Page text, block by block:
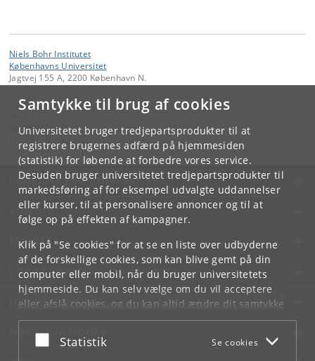
Samtykke til brug af cookies
Universitetet bruger tredjepartsprodukter til at
registrere brugernes adfærd på hjemmesiden
(statistik) for løbende at forbedre vores service.
Desuden bruger universitetet tredjepartsprodukter til
markedsføring af for eksempel udvalgte uddannelser
eller kurser, til at personalisere annoncer og til at
følge op på effekten af kampagner.
Klik på "Se cookies" for at se en liste over udbyderne
af de forskellige cookies, som kan blive gemt på din
computer eller mobil, når du bruger universitetets
hjemmeside. Du kan selv vælge om du vil acceptere
eller afslå cookies, og du kan altid ændre dit samtykke
underCookie- og privatlivspolitiksom du finder i
bunden af hver side.
Acceptér eller afslå
Statistik Se cookies
Niels Bohr Institutet
Københavns Universitet
Jagtvej 155 A, 2200 København N.
Kontakt:
Niels Bohr Institutet
NBI@ nbi ku.dk
KØBENHAVNS UNIVERSITET
KONTAKT
SERVICES
FOR STUDERENDE OG ANSATTE
JOB OG KARRIERE
NØDSITUATIONER